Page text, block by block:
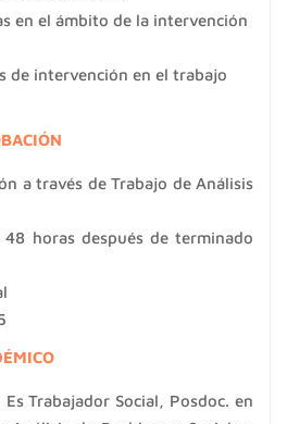
en el ámbito de la intervención
de intervención en el trabajo
a través de Trabajo de Análisis
horas después de terminado
Es Trabajador Social, Posdoc. en